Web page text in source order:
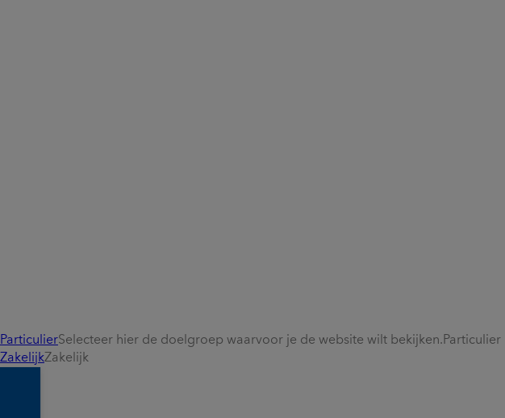
ParticulierSelecteer hier de doelgroep waarvoor je de website wilt bekijken. Particulier
ZakelijkZakelijk